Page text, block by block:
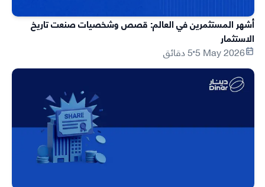
أشهر المستثمرين في العالم: قصص وشخصيات صنعت تاريخ
الاستثمار
5 May 20265 دقائق